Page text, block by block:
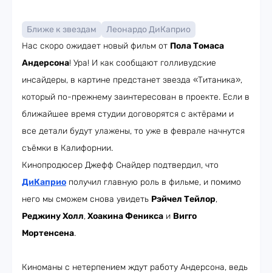
Ближе к звездам
Леонардо ДиКаприо
Нас скоро ожидает новый фильм от Пола Томаса
Андерсона! Ура! И как сообщают голливудские
инсайдеры, в картине предстанет звезда «Титаника»,
который по-прежнему заинтересован в проекте. Если в
ближайшее время студии договорятся с актёрами и
все детали будут улажены, то уже в феврале начнутся
съёмки в Калифорнии.
Кинопродюсер Джефф Снайдер подтвердил, что
ДиКаприо получил главную роль в фильме, и помимо
него мы сможем снова увидеть Рэйчел Тейлор,
Реджину Холл,Хоакина Феникса и Вигго
Мортенсена.
Киноманы с нетерпением ждут работу Андерсона, ведь